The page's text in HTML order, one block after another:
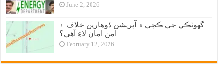
June 2, 2026
گهوٽڪي جي ڪچي ۾ آپريشن ڏوهارين خلاف ۽
امن امان لاءِ آهي؟
February 12, 2026